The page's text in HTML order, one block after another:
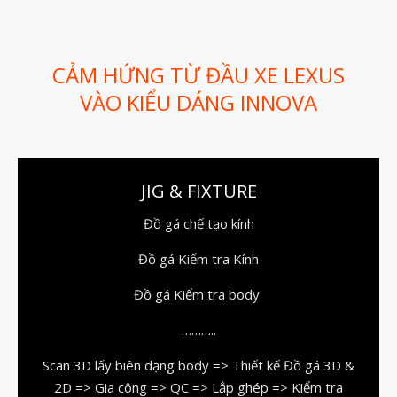
Automotive
Aerospace
Thư Viện
Video
Liên Hệ
CẢM HỨNG TỪ ĐẦU XE LEXUS
VÀO KIỂU DÁNG INNOVA
JIG & FIXTURE
Đồ gá chế tạo kính
Đồ gá Kiểm tra Kính
Đồ gá Kiểm tra body
………..
Scan 3D lấy biên dạng body => Thiết kế Đồ gá 3D &
2D => Gia công => QC => Lắp ghép => Kiểm tra